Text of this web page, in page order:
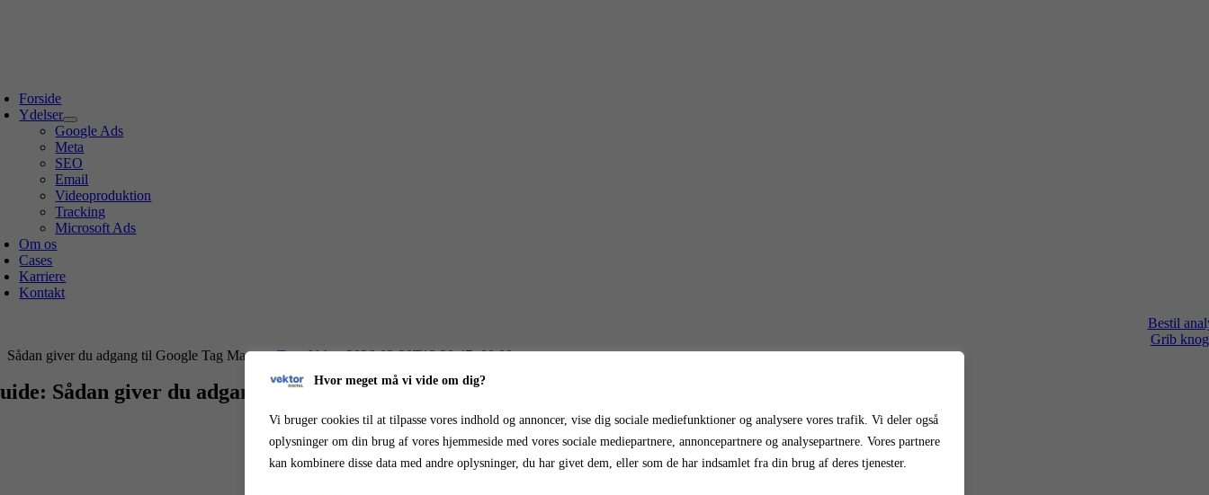
Forside
Ydelser
Google Ads
Meta
SEO
Email
Videoproduktion
Tracking
Microsoft Ads
Om os
Cases
Karriere
Kontakt
Bestil
Grib
Sådan giver du adgang til Google Tag ManagerTeamVektor2026-03-20T13:20:47+00:00
Sådan giver du adgang til Google Tag Manager (uden at miste overblikket)
Hvor meget må vi vide om dig?
Vi bruger cookies til at tilpasse vores indhold og annoncer, vise dig sociale mediefunktioner og analysere vores trafik. Vi deler også
oplysninger om din brug af vores hjemmeside med vores sociale mediepartnere, annoncepartnere og analysepartnere. Vores partnere
kan kombinere disse data med andre oplysninger, du har givet dem, eller som de har indsamlet fra din brug af deres tjenester.